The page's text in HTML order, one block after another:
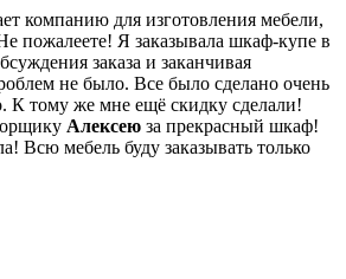
компанию для изготовления мебели,
пожалеете! Я заказывала шкаф-купе в
заказа и заканчивая
не было. Все было сделано очень
К тому же мне ещё скидку сделали!
Алексею за прекрасный шкаф!
Всю мебель буду заказывать только